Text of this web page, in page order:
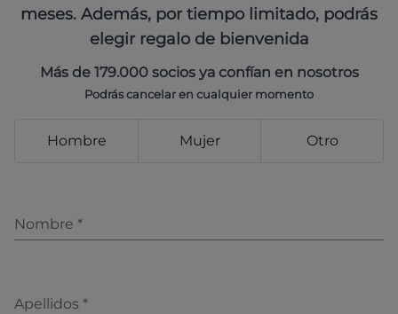
meses. Además, por tiempo limitado, podrás
elegir regalo de bienvenida
Más de 179.000 socios ya confían en nosotros
Podrás cancelar en cualquier momento
Hombre Mujer Otro
Nombre *
Apellidos *